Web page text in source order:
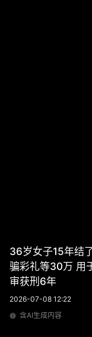
36岁女子15年结
骗彩礼等30万 用
审获刑6年
2026-07-08 12:22
含AI生成内容